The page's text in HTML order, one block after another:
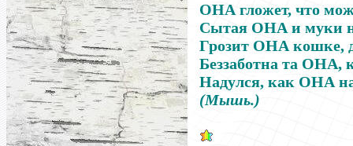
ОНА гложет, что
Сытая ОНА и муки
Грозит ОНА кошке,
Беззаботна та ОНА,
Надулся, как ОНА
(Мышь.)